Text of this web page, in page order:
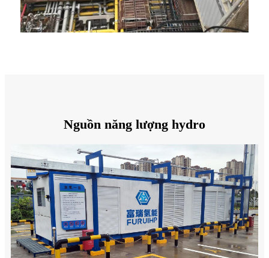
Nguồn năng lượng hydro